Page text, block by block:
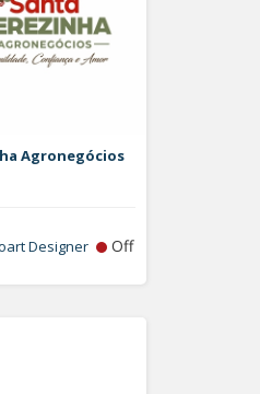
Agronegócios
Designer Off